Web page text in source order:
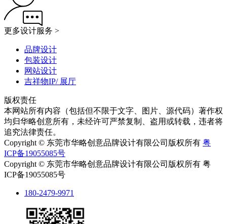
更多设计服务 >
品牌设计
包装设计
网站设计
吉祥物IP/ 展厅
版权责任
本网站所有内容（包括但不限于文字、图片、源代码）著作权
均归华略创意所有，未经许可严禁复制、盗用或转载，违者将
追究法律责任。
Copyright © 东莞市华略创意品牌设计有限公司版权所有 粤
ICP备19055085号
Copyright © 东莞市华略创意品牌设计有限公司版权所有 粤
ICP备19055085号
180-2479-9971